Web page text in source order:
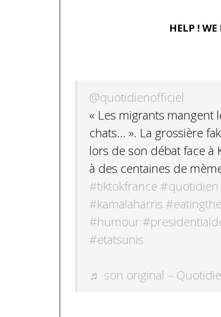
HELP ! WE
@quotidienofficiel
« Les migrants mangent
chats… ». La grossière
lors de son débat face à
à des centaines de
#tiktokfrance #quotidien
#kamalaharris
#humour
#etatsunis
♬ son original –